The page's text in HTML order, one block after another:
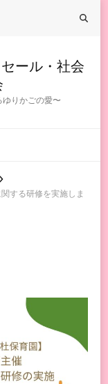
ール・社会
りかごの愛〜
する研修を実施しま